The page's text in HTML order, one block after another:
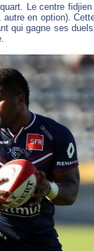
Le centre
en option).
qui gagne ses